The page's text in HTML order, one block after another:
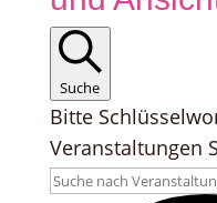
Suche
Bitte
Veranstaltungen